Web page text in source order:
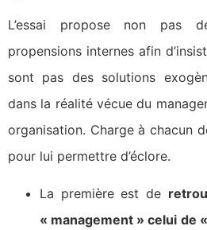
L’essai propose non pas
propensions internes afin
sont pas des solutions
dans la réalité vécue du
organisation. Charge à chacun
pour lui permettre d’éclore.
La première est de
« management » celui de